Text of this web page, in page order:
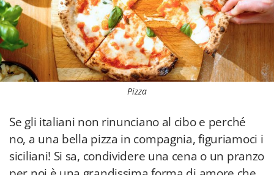
Pizza
Se gli italiani non rinunciano al cibo e perché
no, a una bella pizza in compagnia, figuriamoci i
siciliani! Si sa, condividere una cena o un pranzo